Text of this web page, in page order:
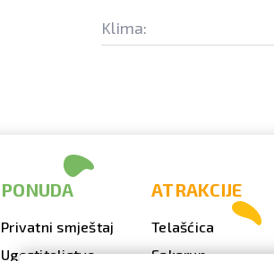
Klima:
PONUDA
Privatni smještaj
Ugostiteljstvo
ATRAKCIJE
Telašćica
Sakarun